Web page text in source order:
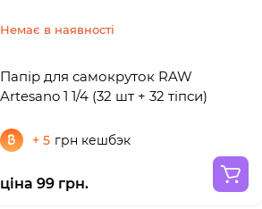
Немає в наявності
Папір для самокруток RAW
Artesano 1 1/4 (32 шт + 32 тіпси)
+ 5 грн кешбэк
ціна 99 грн.